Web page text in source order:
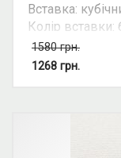
Вставка:
Колір вставки:
Вид: з 1
Можливість
1580грн.
1268 грн.